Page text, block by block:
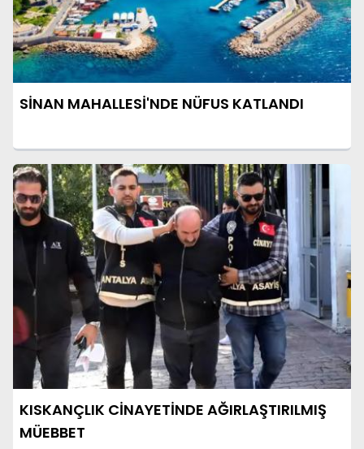
SİNAN MAHALLESİ'NDE NÜFUS KATLANDI
KISKANÇLIK CİNAYETİNDE AĞIRLAŞTIRILMIŞ
MÜEBBET